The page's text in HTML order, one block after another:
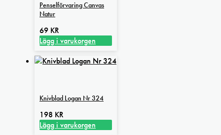
Penselförvaring Canvas
Natur
69 KR
Lägg i varukorgen
Knivblad Logan Nr 324
198 KR
Lägg i varukorgen